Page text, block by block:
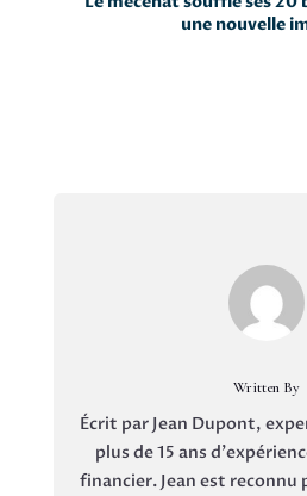
une nouvelle
Written By
Écrit par Jean Dupont,
plus de 15 ans
financier. Jean est reconnu